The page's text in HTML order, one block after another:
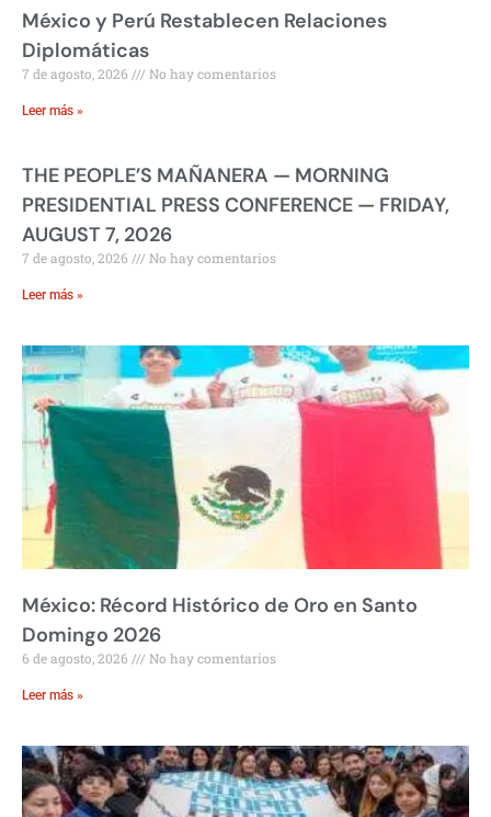
México y Perú Restablecen Relaciones
Diplomáticas
7 de agosto, 2026 No hay comentarios
Leer más »
THE PEOPLE’S MAÑANERA — MORNING
PRESIDENTIAL PRESS CONFERENCE — FRIDAY,
AUGUST 7, 2026
7 de agosto, 2026 No hay comentarios
Leer más »
México: Récord Histórico de Oro en Santo
Domingo 2026
6 de agosto, 2026 No hay comentarios
Leer más »